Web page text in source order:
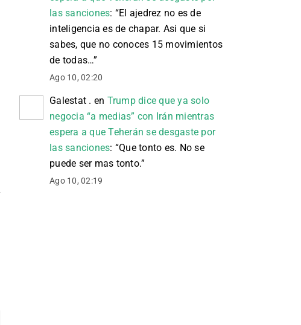
las sanciones: “El ajedrez no es de
inteligencia es de chapar. Asi que si
sabes, que no conoces 15 movimientos
de todas…”
Ago 10, 02:20
Galestat . en Trump dice que ya solo
negocia “a medias” con Irán mientras
espera a que Teherán se desgaste por
las sanciones: “Que tonto es. No se
puede ser mas tonto.”
Ago 10, 02:19